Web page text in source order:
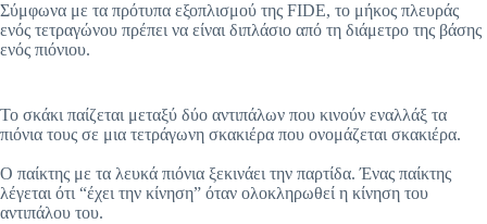
Σύμφωνα με τα πρότυπα εξοπλισμού της FIDE, το μήκος πλευράς
ενός τετραγώνου πρέπει να είναι διπλάσιο από τη διάμετρο της βάσης
ενός πιόνιου.
Το σκάκι παίζεται μεταξύ δύο αντιπάλων που κινούν εναλλάξ τα
πιόνια τους σε μια τετράγωνη σκακιέρα που ονομάζεται σκακιέρα.
Ο παίκτης με τα λευκά πιόνια ξεκινάει την παρτίδα. Ένας παίκτης
λέγεται ότι “έχει την κίνηση” όταν ολοκληρωθεί η κίνηση του
αντιπάλου του.